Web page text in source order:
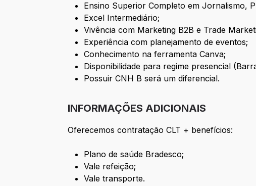
Ensino Superior Completo em Jornalismo,
Excel Intermediário;
Vivência com Marketing B2B e Trade
Experiência com planejamento de eventos;
Conhecimento na ferramenta Canva;
Disponibilidade para regime presencial
Possuir CNH B será um diferencial.
INFORMAÇÕES ADICIONAIS
Oferecemos contratação CLT + benefícios:
Plano de saúde Bradesco;
Vale refeição;
Vale transporte.